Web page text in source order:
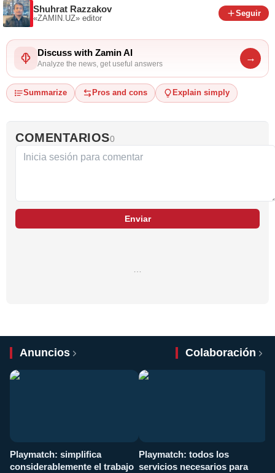
Shuhrat Razzakov
«ZAMIN.UZ» editor
Seguir
Discuss with Zamin AI
Analyze the news, get useful answers
→
Summarize Pros and cons Explain simply
COMENTARIOS0
Enviar
Anuncios Colaboración
Playmatch: simplifica
considerablemente el trabajo
Playmatch: todos los
servicios necesarios para